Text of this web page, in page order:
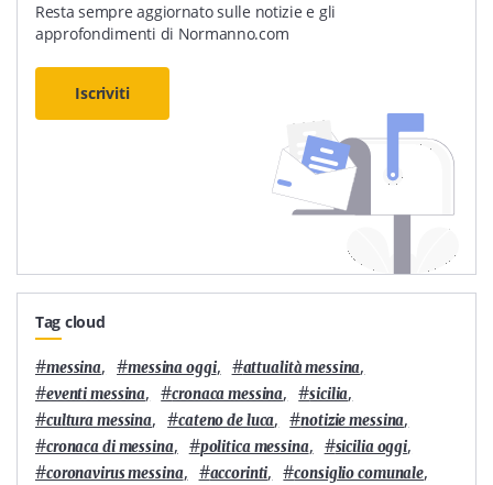
Resta sempre aggiornato sulle notizie e gli
approfondimenti di Normanno.com
Iscriviti
Tag cloud
#messina, #messina oggi, #attualità messina,
#eventi messina, #cronaca messina, #sicilia,
#cultura messina, #cateno de luca, #notizie messina,
#cronaca di messina, #politica messina, #sicilia oggi,
#coronavirus messina, #accorinti, #consiglio comunale,